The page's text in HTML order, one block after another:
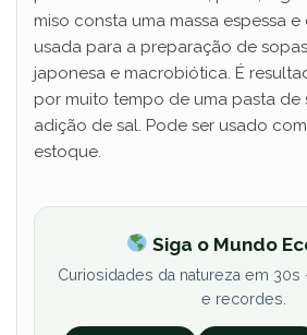
miso consta uma massa espessa
usada para a preparação de
japonesa e macrobiótica. É
por muito tempo de uma pasta de
adição de sal. Pode ser usado
estoque.
Siga o Mundo
Curiosidades da natureza em
e recordes.